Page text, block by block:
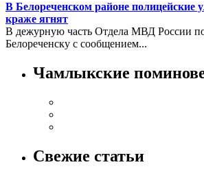
В Белореченском районе полицейские
краже ягнят
В дежурную часть Отдела МВД России
Белореченску с сообщением...
Чамлыкские
Свежие статьи